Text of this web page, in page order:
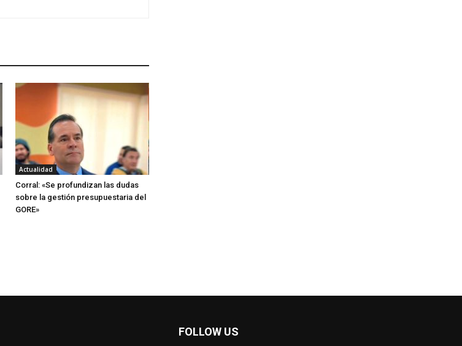
Actualidad
Corral: «Se profundizan las dudas
sobre la gestión presupuestaria del
GORE»
FOLLOW US